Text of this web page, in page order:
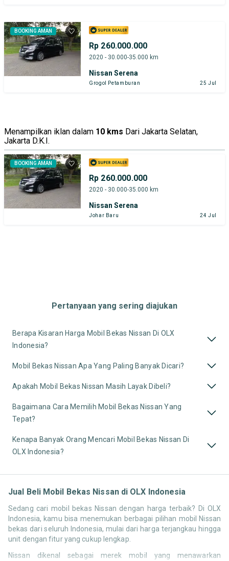
BOOKING AMAN
Rp 260.000.000
2020 - 30.000-35.000 km
Nissan Serena
Grogol Petamburan 25 Jul
Menampilkan iklan dalam 10 kms Dari Jakarta Selatan,
Jakarta D.K.I.
BOOKING AMAN
Rp 260.000.000
2020 - 30.000-35.000 km
Nissan Serena
Johar Baru 24 Jul
Pertanyaan yang sering diajukan
Berapa Kisaran Harga Mobil Bekas Nissan Di OLX
Indonesia?
Mobil Bekas Nissan Apa Yang Paling Banyak Dicari?
Apakah Mobil Bekas Nissan Masih Layak Dibeli?
Bagaimana Cara Memilih Mobil Bekas Nissan Yang
Tepat?
Kenapa Banyak Orang Mencari Mobil Bekas Nissan Di
OLX Indonesia?
Jual Beli Mobil Bekas Nissan di OLX Indonesia
Sedang cari mobil bekas Nissan dengan harga terbaik? Di OLX
Indonesia, kamu bisa menemukan berbagai pilihan mobil Nissan
bekas dari seluruh Indonesia, mulai dari harga terjangkau hingga
unit dengan fitur yang cukup lengkap.
Nissan dikenal sebagai merek mobil yang menawarkan